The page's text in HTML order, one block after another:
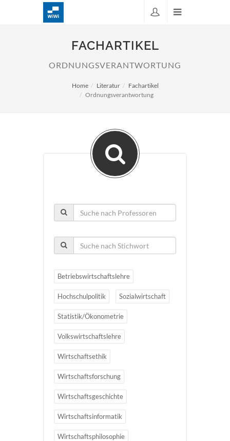
FACHARTIKEL
ORDNUNGSVERANTWORTUNG
Home Literatur
Fachartikel
Ordnungsverantwortung
Betriebswirtschaftslehre
Hochschulpolitik Sozialwirtschaft
Statistik/Ökonometrie
Volkswirtschaftslehre
Wirtschaftsethik
Wirtschaftsforschung
Wirtschaftsgeschichte
Wirtschaftsinformatik
Wirtschaftsphilosophie